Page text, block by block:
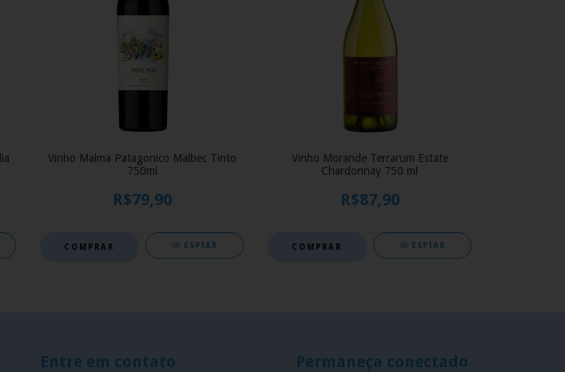
Vinho Malma Patagonico Malbec Tinto
750ml
R$79,90
ESPIAR
Vinho Morande Terrarum Estate
Chardonnay 750 ml
R$87,90
ESPIAR
Entre em contato Permaneça conectado